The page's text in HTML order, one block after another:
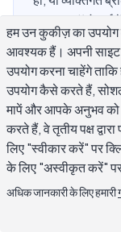
वफादार
करता है कि
जो वास्तव में काम
एक AI
इस तरह का टूल आपके
मॉडल का उपयोग करता
लक्ष्य जैसी जानकारी
हम उन कुकीज़ का उपयोग
आवश्यक हैं। अपनी साइट
उपयोग करना चाहेंगे
उपयोग कैसे करते हैं, सोशल
मापें और आपके अनुभव को
करते हैं, वे तृतीय पक्ष
लिए "स्वीकार करें" पर
के लिए "अस्वीकृत करें"
अधिक जानकारी के लिए हमारी